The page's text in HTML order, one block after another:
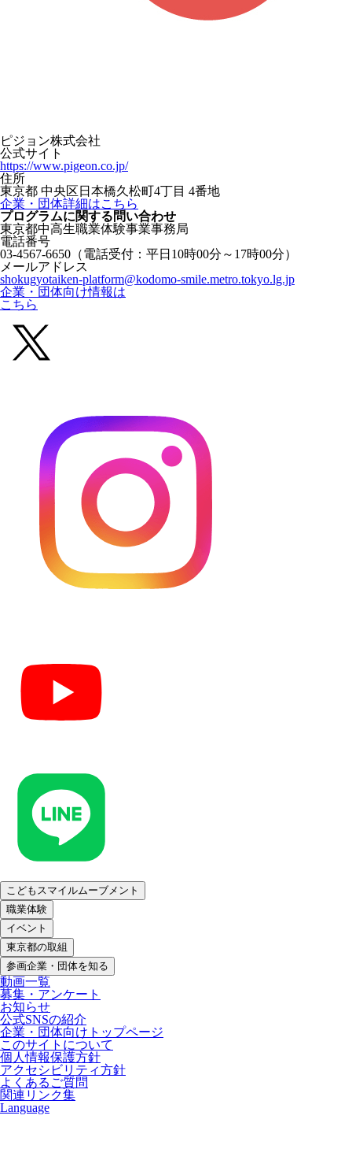
ピジョン株式会社
公式サイト
https://www.pigeon.co.jp/
住所
東京都 中央区日本橋久松町4丁目 4番地
企業・団体詳細はこちら
プログラムに関する問い合わせ
東京都中高生職業体験事業事務局
電話番号
03-4567-6650 （電話受付：平日10時00分～17時00分）
メールアドレス
shokugyotaiken-platform@kodomo-smile.metro.tokyo.lg.jp
企業・団体向け情報は
こちら
こどもスマイルムーブメント
職業体験
イベント
東京都の取組
参画企業・団体を知る
動画一覧
募集・アンケート
お知らせ
公式SNSの紹介
企業・団体向けトップページ
このサイトについて
個人情報保護方針
アクセシビリティ方針
よくあるご質問
関連リンク集
Language